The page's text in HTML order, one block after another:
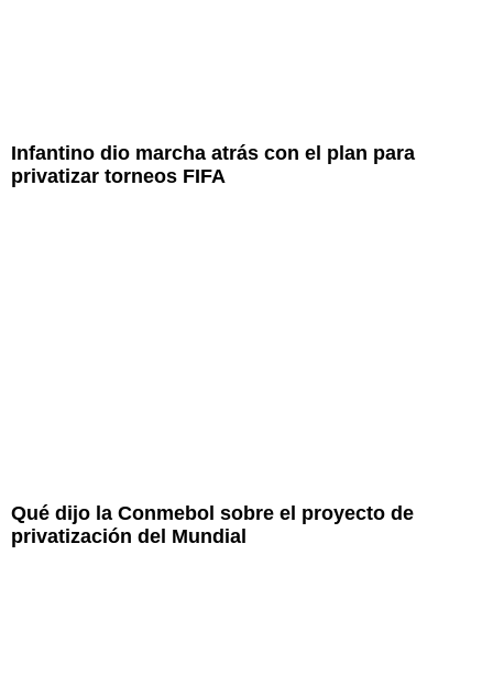
Infantino dio marcha atrás con el plan para
privatizar torneos FIFA
Qué dijo la Conmebol sobre el proyecto de
privatización del Mundial